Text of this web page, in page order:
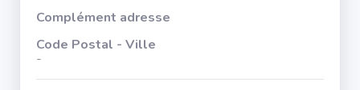
Complément adresse
Code Postal - Ville
-